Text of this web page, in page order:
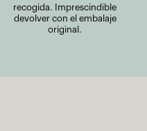
recogida. Imprescindible
devolver con el embalaje
original.